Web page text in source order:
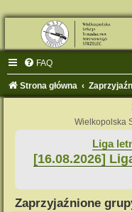
FAQ
Strona główna
Wielkopolska
Liga
[16.08.2026]
Zaprzyjaźnione